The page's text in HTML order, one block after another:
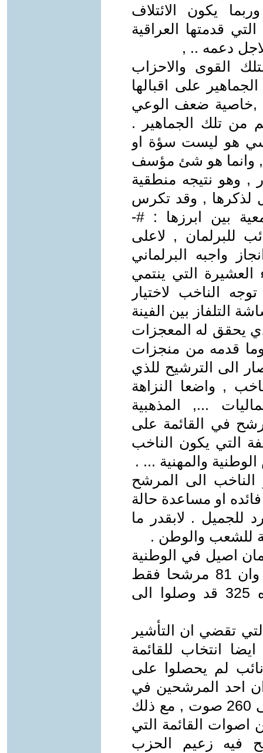
يكون الائتلاف
قدمتها العراقية
دعمه .. ,
القوى والاحزاب
على اقبالها
,خاصية ضعف الوعي
من تلك الجماهير .
هو ليست سؤة او
, وانما هو شئ مؤسف
, وهو نتيجه منطقية
لذكرها , وقد تكرس
بين ابرزها : #-
للبرلمان , لاعلى
واجبه البرلماني
العشيرة التي ينتمي
الناخب لاختيار
التلفاز بين الفينة
يحقق له المعجزات
قدمه من منجزات
الى الترشيح للذي
, واضعا النزاهة
..., المذهبية
في القائمة على
التي يكون الناخب
والمهنية ... .
الى المرشح
او مساعدة حالة
للجميل . لابقدر ما
للشعب والوطن .
اصيل في الوطنية
والتفاني في خدمة الشعب . لاسيما وان 81 مرشحا فقط
من اعضاء هذا البرلمان البالغ تعدده 325 قد وصلوا الى
تقضي ان التأشير
انتخاب للقائمة
اعضائها ,هو الذي اوصل 244 نائب لم يحصلوا على
احد المرشحين في
قائمة دولة القانون , لم يحصل الا على 260 صوت , مع ذلك
القائمة التي
فيه زعيم الحزب